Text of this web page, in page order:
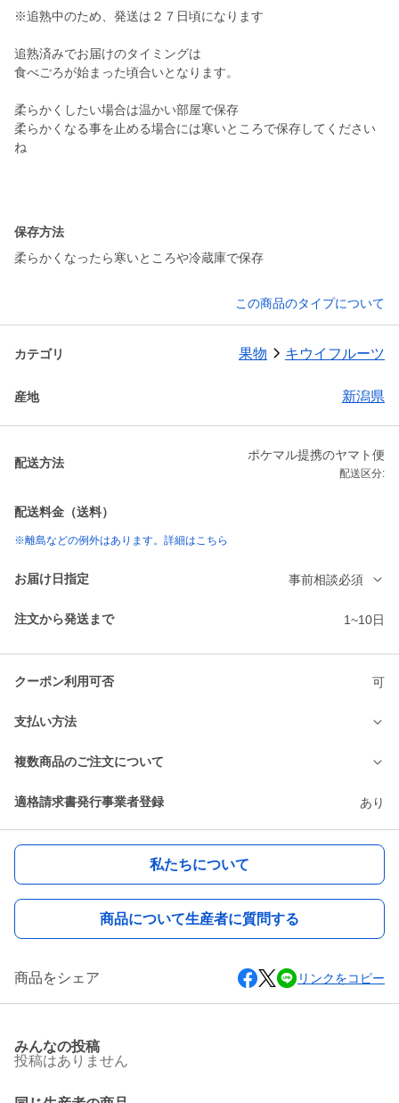
※追熟中のため、発送は２７日頃になります
追熟済みでお届けのタイミングは
食べごろが始まった頃合いとなります。
柔らかくしたい場合は温かい部屋で保存
柔らかくなる事を止める場合には寒いところで保存してください
ね
保存方法
柔らかくなったら寒いところや冷蔵庫で保存
この商品のタイプについて
カテゴリ 果物 キウイフルーツ
産地 新潟県
配送方法
ポケマル提携のヤマト便
配送区分:
配送料金（送料）
※離島などの例外はあります。詳細はこちら
お届け日指定 事前相談必須
注文から発送まで 1~10日
クーポン利用可否 可
支払い方法
複数商品のご注文について
適格請求書発行事業者登録 あり
私たちについて
商品について生産者に質問する
商品をシェア リンクをコピー
みんなの投稿
投稿はありません